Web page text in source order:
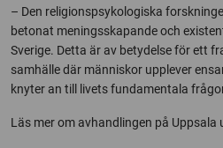
– Den religionspsykologiska
betonat meningsskapande och
Sverige. Detta är av betydelse för ett
samhälle där människor upplever
knyter an till livets fundamentala
Läs mer om avhandlingen på Uppsala